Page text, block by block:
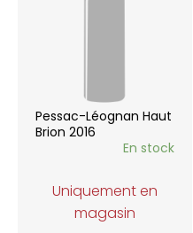
Pessac-Léognan Haut
Brion 2016
En stock
Uniquement en
magasin